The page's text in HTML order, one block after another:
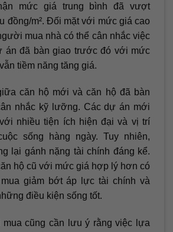
mức giá trung bình đã vượt
đồng/m². Đối mặt với mức giá cao
mua nhà có thể cân nhắc việc
án đã bàn giao trước đó với mức
tiềm năng tăng giá.
căn hộ mới và căn hộ đã bàn
nhắc kỹ lưỡng. Các dự án mới
nhiều tiện ích hiện đại và vị trí
sống hàng ngày. Tuy nhiên,
lại gánh nặng tài chính đáng kể.
hộ cũ với mức giá hợp lý hơn có
giảm bớt áp lực tài chính và
điều kiện sống tốt.
mua cũng cần lưu ý rằng việc lựa